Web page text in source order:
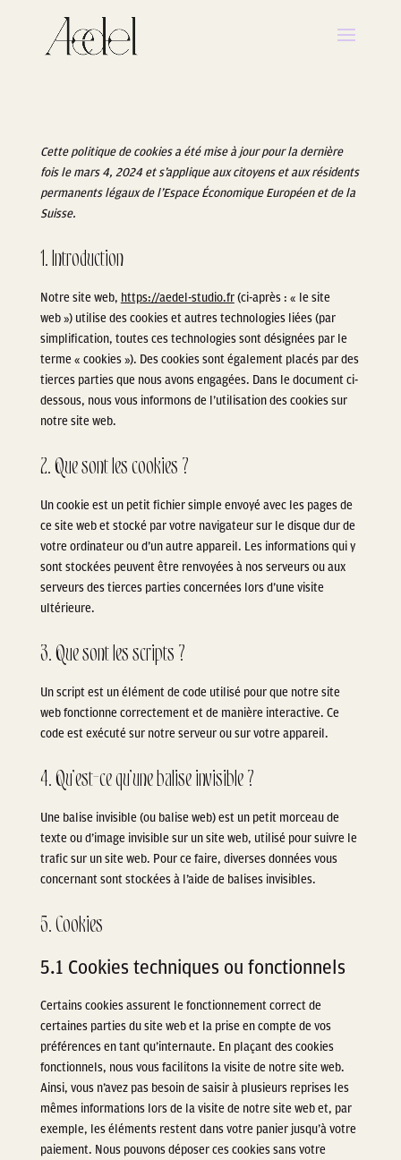
Cette politique de cookies a été mise à jour pour la dernière
fois le mars 4, 2024 et s’applique aux citoyens et aux résidents
permanents légaux de l’Espace Économique Européen et de la
Suisse.
1. Introduction
Notre site web, https://aedel-studio.fr(ci-après : « le site
web ») utilise des cookies et autres technologies liées (par
simplification, toutes ces technologies sont désignées par le
terme « cookies »). Des cookies sont également placés par des
tierces parties que nous avons engagées. Dans le document ci-
dessous, nous vous informons de l’utilisation des cookies sur
notre site web.
2. Que sont les cookies ?
Un cookie est un petit fichier simple envoyé avec les pages de
ce site web et stocké par votre navigateur sur le disque dur de
votre ordinateur ou d’un autre appareil. Les informations qui y
sont stockées peuvent être renvoyées à nos serveurs ou aux
serveurs des tierces parties concernées lors d’une visite
ultérieure.
3. Que sont les scripts ?
Un script est un élément de code utilisé pour que notre site
web fonctionne correctement et de manière interactive. Ce
code est exécuté sur notre serveur ou sur votre appareil.
4. Qu’est-ce qu’une balise invisible ?
Une balise invisible (ou balise web) est un petit morceau de
texte ou d’image invisible sur un site web, utilisé pour suivre le
trafic sur un site web. Pour ce faire, diverses données vous
concernant sont stockées à l’aide de balises invisibles.
5. Cookies
5.1 Cookies techniques ou fonctionnels
Certains cookies assurent le fonctionnement correct de
certaines parties du site web et la prise en compte de vos
préférences en tant qu’internaute. En plaçant des cookies
fonctionnels, nous vous facilitons la visite de notre site web.
Ainsi, vous n’avez pas besoin de saisir à plusieurs reprises les
mêmes informations lors de la visite de notre site web et, par
exemple, les éléments restent dans votre panier jusqu’à votre
paiement. Nous pouvons déposer ces cookies sans votre